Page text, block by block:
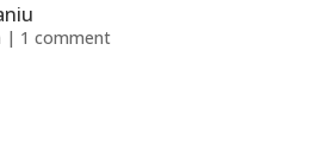
| 1 comment